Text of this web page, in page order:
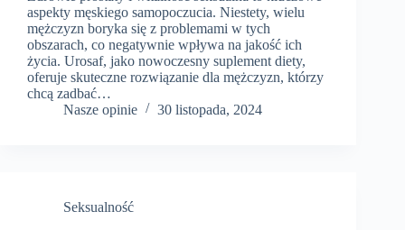
aspekty męskiego samopoczucia. Niestety, wielu
mężczyzn boryka się z problemami w tych
obszarach, co negatywnie wpływa na jakość ich
życia. Urosaf, jako nowoczesny suplement diety,
oferuje skuteczne rozwiązanie dla mężczyzn, którzy
chcą zadbać…
Nasze opinie
30 listopada, 2024
Seksualność